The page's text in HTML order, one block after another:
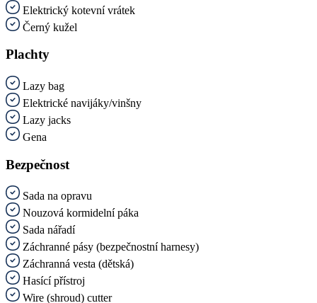
Elektrický kotevní vrátek
Černý kužel
Plachty
Lazy bag
Elektrické navijáky/vinšny
Lazy jacks
Gena
Bezpečnost
Sada na opravu
Nouzová kormidelní páka
Sada nářadí
Záchranné pásy (bezpečnostní harnesy)
Záchranná vesta (dětská)
Hasící přístroj
Wire (shroud) cutter